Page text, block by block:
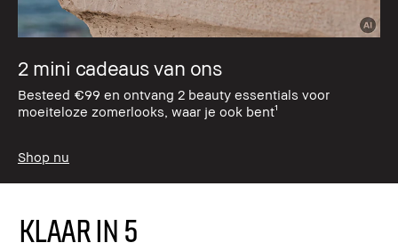
2 mini cadeaus van ons
Besteed €99 en ontvang 2 beauty essentials voor
moeiteloze zomerlooks, waar je ook bent¹
Shop nu
KLAAR IN 5